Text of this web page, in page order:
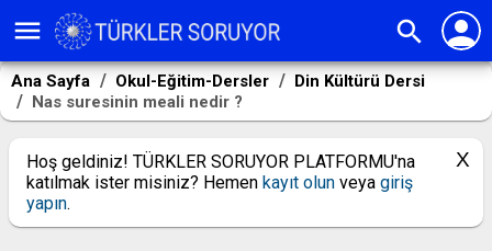
menu search person
Ana Sayfa Okul-Eğitim-Dersler
Din Kültürü Dersi
Nas suresinin meali nedir ?
Hoş geldiniz! TÜRKLER SORUYOR PLATFORMU'na
katılmak ister misiniz? Hemen kayıt olun veya giriş
yapın.